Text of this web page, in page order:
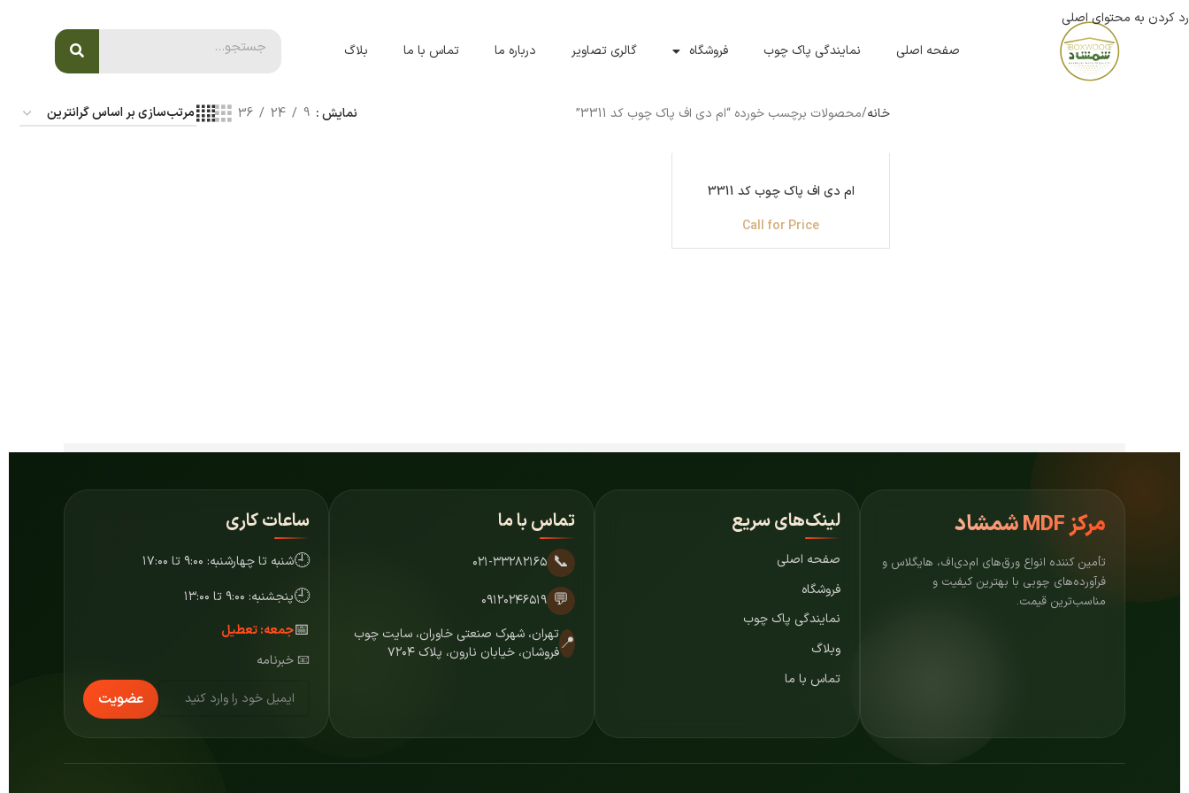
رد کردن به محتوای اصلی
صفحه اصلی
نمایندگی پاک چوب فروشگاه گالری تصاویر درباره ما تماس با ما بلاگ
خانه محصولات برچسب خورده “ام دی اف پاک چوب کد 3311” نمایش 9
24
36
ام دی اف پاک چوب کد 3311
Call for Price
مرکزMDF شمشاد
تأمین کننده انواع ورق‌های ام‌دی‌اف، هایگلاس و
فرآورده‌های چوبی با بهترین کیفیت و
مناسب‌ترین قیمت.
لینک‌های سریع
صفحه اصلی
فروشگاه
نمایندگی پاک چوب
وبلاگ
تماس با ما
تماس با ما
📞 ۰۲۱-۳۳۲۸۲۱۶۵
💬 ۰۹۱۲۰۲۴۶۵۱۹
📍تهران، شهرک صنعتی خاوران، سایت چوب
فروشان، خیابان نارون، پلاک ۷۲۰۴
ساعات کاری
🕘شنبه تا چهارشنبه: ۹:۰۰ تا ۱۷:۰۰
🕘پنجشنبه: ۹:۰۰ تا ۱۳:۰۰
📅جمعه: تعطیل
📧 خبرنامه
عضویت